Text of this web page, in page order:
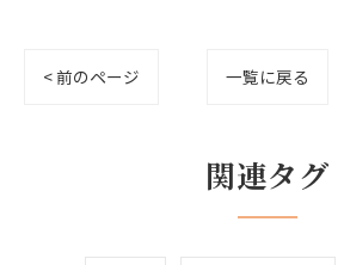
< 前のページ 一覧に戻る
関連タグ